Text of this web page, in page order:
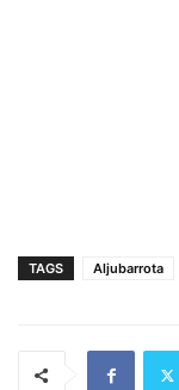
TAGS Aljubarrota